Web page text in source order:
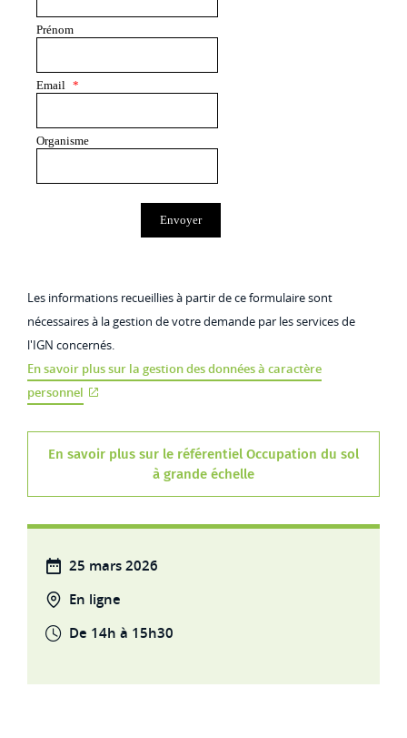
25 mars 2026
En ligne
De 14h à 15h30
Les informations recueillies à partir de ce formulaire sont
nécessaires à la gestion de votre demande par les services de
l'IGN concernés.
En savoir plus sur la gestion des données à caractère
personnel
En savoir plus sur le référentiel Occupation du sol
à grande échelle